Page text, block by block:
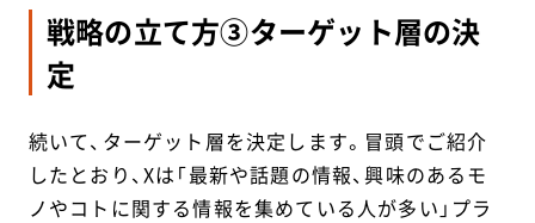
戦略の立て方③ターゲット層の決
定
続いて、ターゲット層を決定します。冒頭でご紹介
したとおり、Xは「最新や話題の情報、興味のあるモ
ノやコトに関する情報を集めている人が多い」プラ